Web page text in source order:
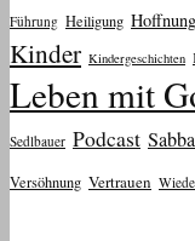
Führung Heiligung Hoffnung
Kinder Kindergeschichten
Leben mit
Sedlbauer Podcast
Versöhnung Vertrauen